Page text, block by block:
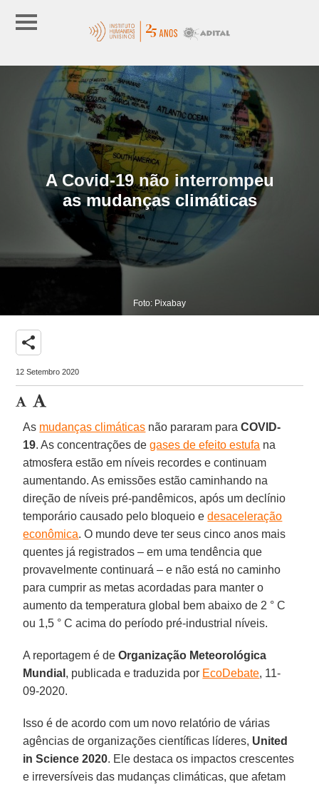
A Covid-19 não interrompeu
as mudanças climáticas
Foto: Pixabay
share
12 Setembro 2020
As mudanças climáticas não pararam paraCOVID-
19. As concentrações degases de efeito estufa na
atmosfera estão em níveis recordes e continuam
aumentando. As emissões estão caminhando na
direção de níveis pré-pandêmicos, após um declínio
temporário causado pelo bloqueio edesaceleração
econômica. O mundo deve ter seus cinco anos mais
quentes já registrados – em uma tendência que
provavelmente continuará – e não está no caminho
para cumprir as metas acordadas para manter o
aumento da temperatura global bem abaixo de 2 ° C
ou 1,5 ° C acima do período pré-industrial níveis.
A reportagem é deOrganização Meteorológica
Mundial , publicada e traduzida por EcoDebate, 11-
09-2020.
Isso é de acordo com um novo relatório de várias
agências de organizações científicas líderes, United
in Science 2020. Ele destaca os impactos crescentes
e irreversíveis das mudanças climáticas, que afetam